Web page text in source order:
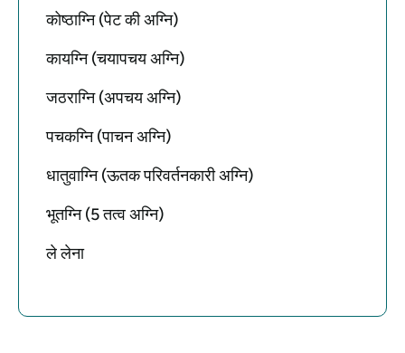
कोष्ठाग्नि (पेट की अग्नि)
कायग्नि (चयापचय अग्नि)
जठराग्नि (अपचय अग्नि)
पचकग्नि (पाचन अग्नि)
धातुवाग्नि (ऊतक परिवर्तनकारी अग्नि)
भूतग्नि (5 तत्व अग्नि)
ले लेना